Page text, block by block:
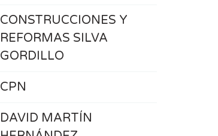
CONSTRUCCIONES Y
REFORMAS SILVA
GORDILLO
CPN
DAVID MARTÍN